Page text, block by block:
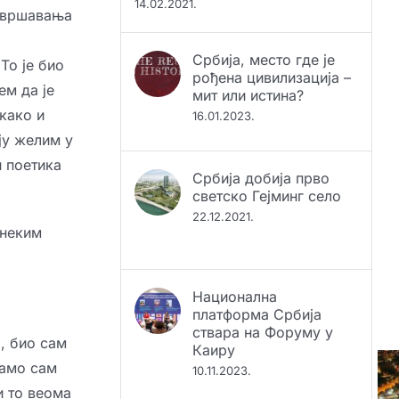
је био
да је
и
желим у
био сам
сам
то веома
рођена цивилизација –
мит или истина?
16.01.2023.
светско Гејминг село
22.12.2021.
платформа Србија
ствара на Форуму у
Каиру
10.11.2023.